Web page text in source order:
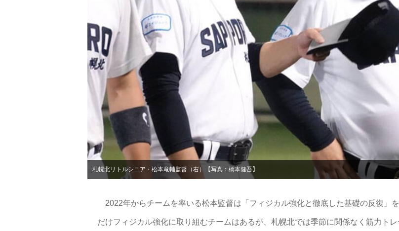
札幌北リトルシニア・松本竜輔監督（右）【写真：橋本健吾】
2022年からチームを率いる松本監督は「フィジカル強化と徹底した基礎の反復」
だけフィジカル強化に取り組むチームはあるが、札幌北では季節に関係なく筋力ト